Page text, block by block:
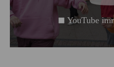
YouTube